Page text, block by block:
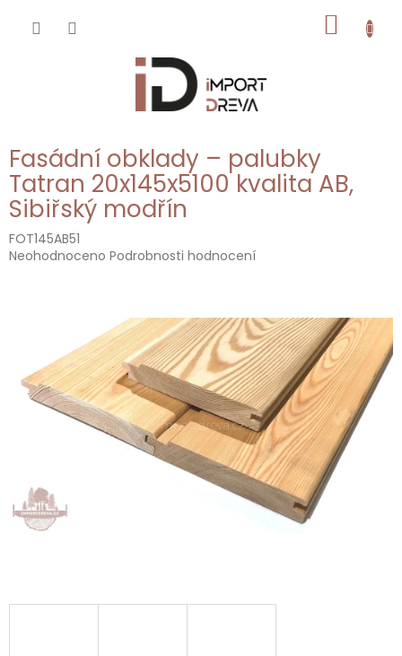
KOŠÍK
Fasádní obklady – palubky
Tatran 20x145x5100 kvalita AB,
Sibiřský modřín
FOT145AB51
Průměrné
hvězdiček.
Neohodnoceno Podrobnosti hodnocení